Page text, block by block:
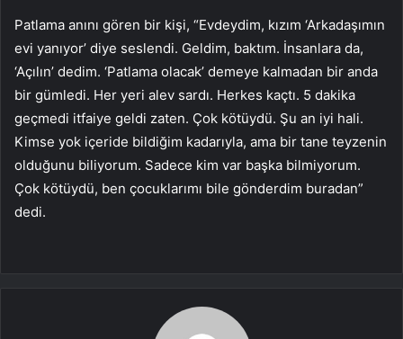
Patlama anını gören bir kişi, “Evdeydim, kızım ‘Arkadaşımın
evi yanıyor’ diye seslendi. Geldim, baktım. İnsanlara da,
‘Açılın’ dedim. ‘Patlama olacak’ demeye kalmadan bir anda
bir gümledi. Her yeri alev sardı. Herkes kaçtı. 5 dakika
geçmedi itfaiye geldi zaten. Çok kötüydü. Şu an iyi hali.
Kimse yok içeride bildiğim kadarıyla, ama bir tane teyzenin
olduğunu biliyorum. Sadece kim var başka bilmiyorum.
Çok kötüydü, ben çocuklarımı bile gönderdim buradan”
dedi.